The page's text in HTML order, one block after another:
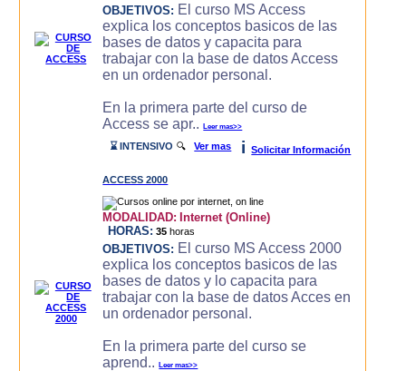
OBJETIVOS: El curso MS Access
explica los conceptos basicos de las
bases de datos y capacita para
trabajar con la base de datos Access
en un ordenador personal.
En la primera parte del curso de
Access se apr..Leer mas>>
⌛ INTENSIVO 🔍Ver mas i Solicitar Información
ACCESS 2000
MODALIDAD: Internet (Online)
HORAS: 35 horas
OBJETIVOS: El curso MS Access 2000
explica los conceptos basicos de las
bases de datos y lo capacita para
trabajar con la base de datos Acces en
un ordenador personal.
En la primera parte del curso se
aprend..Leer mas>>